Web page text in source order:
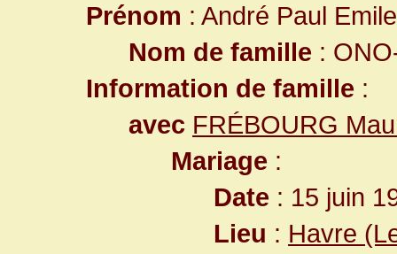
Prénom : André Paul Emile
Nom de famille :
Information de famille :
avec FRÉBOURG
Mariage :
Date : 15 juin
Lieu : Havre